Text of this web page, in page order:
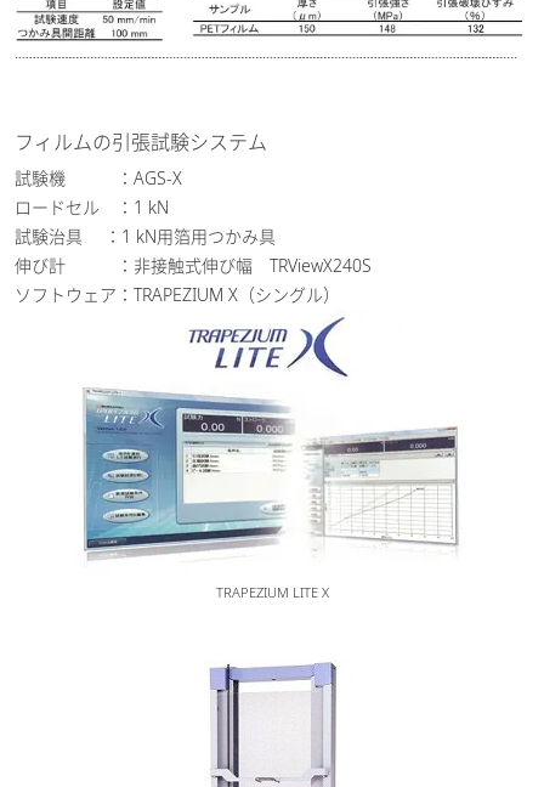
フィルムの引張試験システム
試験機 ：AGS-X
ロードセル ：1 kN
試験治具 ：1 kN用箔用つかみ具
伸び計 ：非接触式伸び幅 TRViewX240S
ソフトウェア：TRAPEZIUM X（シングル）
TRAPEZIUM LITE X